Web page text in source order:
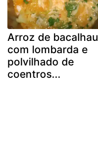
Arroz de bacalhau
com lombarda e
polvilhado de
coentros...